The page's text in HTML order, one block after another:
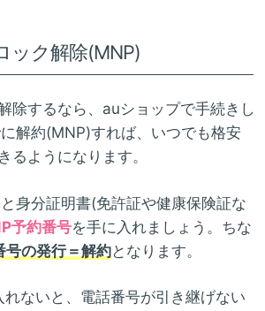
ック解除(MNP)
除するなら、auショップで手続きし
解約(MNP)すれば、いつでも格安
るようになります。
身分証明書(免許証や健康保険証な
予約番号を手に入れましょう。ちな
号の発行＝解約となります。
ないと、電話番号が引き継げない